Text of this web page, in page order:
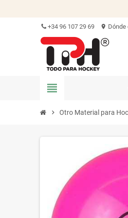
+34 96 107 29 69 location_on Dónde
view_headline
chevron_right Otro Material para